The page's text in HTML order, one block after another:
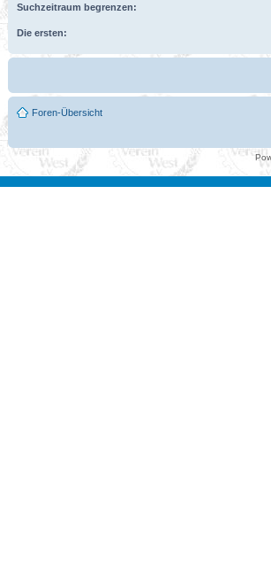
Suchzeitraum begrenzen:
Die ersten:
Foren-Übersicht